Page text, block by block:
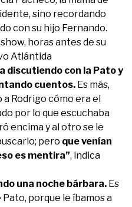
sino recordando
con su hijo Fernando.
horas antes de su
Atlántida
discutiendo con la Pato y
cuentos. Es más,
Rodrigo cómo era el
por lo que escuchaba
encima y al otro se le
pero que venían
es mentira”, indica
una noche bárbara. Es
Pato, porque le íbamos a